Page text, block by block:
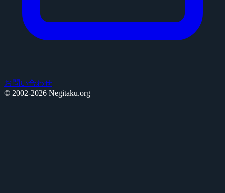
お問い合わせ
© 2002-2026 Negitaku.org